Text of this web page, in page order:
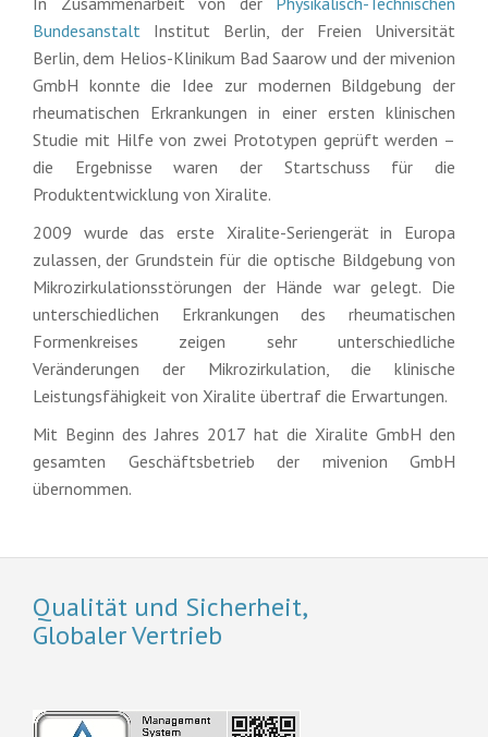
Bundesanstalt Institut Berlin, der Freien Universität
Berlin, dem Helios-Klinikum Bad Saarow und der mivenion
GmbH konnte die Idee zur modernen Bildgebung der
rheumatischen Erkrankungen in einer ersten klinischen
Studie mit Hilfe von zwei Prototypen geprüft werden –
die Ergebnisse waren der Startschuss für die
Produktentwicklung von Xiralite.
2009 wurde das erste Xiralite-Seriengerät in Europa
zulassen, der Grundstein für die optische Bildgebung von
Mikrozirkulationsstörungen der Hände war gelegt. Die
unterschiedlichen Erkrankungen des rheumatischen
Formenkreises zeigen sehr unterschiedliche
Veränderungen der Mikrozirkulation, die klinische
Leistungsfähigkeit von Xiralite übertraf die Erwartungen.
Mit Beginn des Jahres 2017 hat die Xiralite GmbH den
gesamten Geschäftsbetrieb der mivenion GmbH
übernommen.
Qualität und Sicherheit,
Globaler Vertrieb